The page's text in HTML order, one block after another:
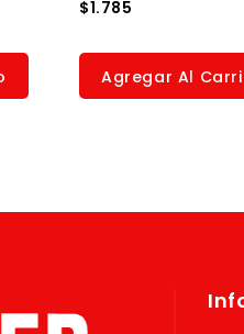
out
$1.785
Agregar Al